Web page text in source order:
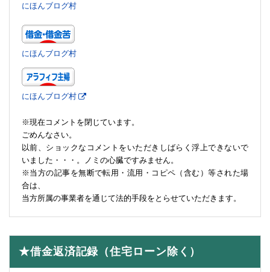
にほんブログ村
にほんブログ村
にほんブログ村
※現在コメントを閉じています。
ごめんなさい。
以前、ショックなコメントをいただきしばらく浮上できないで
いました・・・。ノミの心臓ですみません。
※当方の記事を無断で転用・流用・コピペ（含む）等された場
合は、
当方所属の事業者を通じて法的手段をとらせていただきます。
★借金返済記録（住宅ローン除く）